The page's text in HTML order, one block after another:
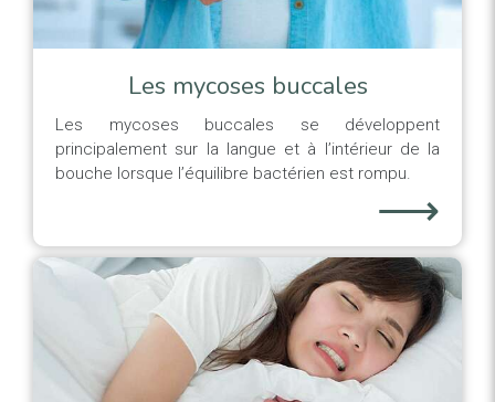
Les mycoses buccales
Les mycoses buccales se développent
principalement sur la langue et à l’intérieur de la
bouche lorsque l’équilibre bactérien est rompu.
⟶